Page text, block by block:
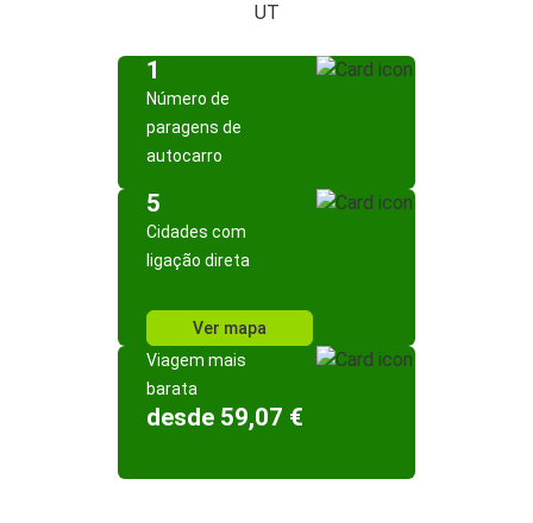
UT
1
Número de
paragens de
autocarro
5
Cidades com
ligação direta
Ver mapa
Viagem mais
barata
desde 59,07 €